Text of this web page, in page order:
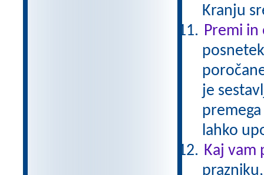
Kranju
Premi
je
lahko
Kaj vam